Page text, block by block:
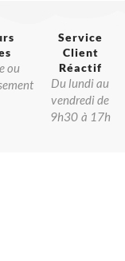
ou
Service
Client
Réactif​
Du lundi au
vendredi de
9h30 à 17h